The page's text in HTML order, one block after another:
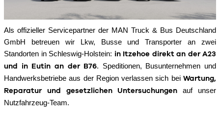
Als offizieller Servicepartner der MAN Truck & Bus Deutschland
GmbH betreuen wir Lkw, Busse und Transporter an zwei
Standorten in Schleswig-Holstein: in Itzehoe direkt an der A23
und in Eutin an der B76. Speditionen, Busunternehmen und
Handwerksbetriebe aus der Region verlassen sich bei Wartung,
Reparatur und gesetzlichen Untersuchungen auf unser
Nutzfahrzeug-Team.